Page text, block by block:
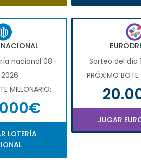
nacional 08-
MILLONARIO:
LOTERÍA
Sorteo del día
PRÓXIMO BOTE
JUGAR